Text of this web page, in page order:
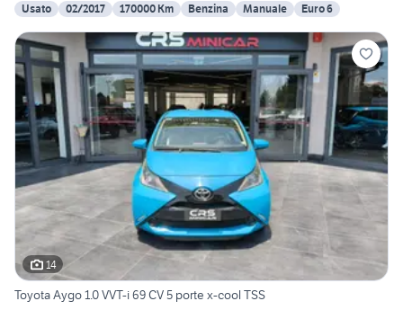
Usato
02/2017 170000 Km Benzina Manuale Euro 6
14
Toyota Aygo 1.0 VVT-i 69 CV 5 porte x-cool TSS